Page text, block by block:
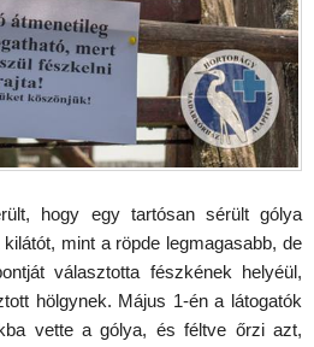
hogy egy tartósan sérült gólya
mint a röpde legmagasabb, de
választotta fészkének helyéül,
hölgynek. Május 1-én a látogatók
vette a gólya, és féltve őrzi azt,